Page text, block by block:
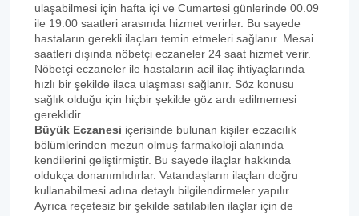
ulaşabilmesi için hafta içi ve Cumartesi günlerinde 00.09
ile 19.00 saatleri arasında hizmet verirler. Bu sayede
hastaların gerekli ilaçları temin etmeleri sağlanır. Mesai
saatleri dışında nöbetçi eczaneler 24 saat hizmet verir.
Nöbetçi eczaneler ile hastaların acil ilaç ihtiyaçlarında
hızlı bir şekilde ilaca ulaşması sağlanır. Söz konusu
sağlık olduğu için hiçbir şekilde göz ardı edilmemesi
gereklidir.
Büyük Eczanesi içerisinde bulunan kişiler eczacılık
bölümlerinden mezun olmuş farmakoloji alanında
kendilerini geliştirmiştir. Bu sayede ilaçlar hakkında
oldukça donanımlıdırlar. Vatandaşların ilaçları doğru
kullanabilmesi adına detaylı bilgilendirmeler yapılır.
Ayrıca reçetesiz bir şekilde satılabilen ilaçlar için de